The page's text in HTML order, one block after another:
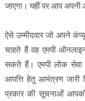
जाएगा। यहीं पर आप
ऐसे उम्मीदवार जो अपने
चाहते हैं वह एमपी
सकते हैं। एमपी लोक सेवा
आपत्ति हेतु आमंत्रण जारी
प्रकार की सूचनाओं आपको